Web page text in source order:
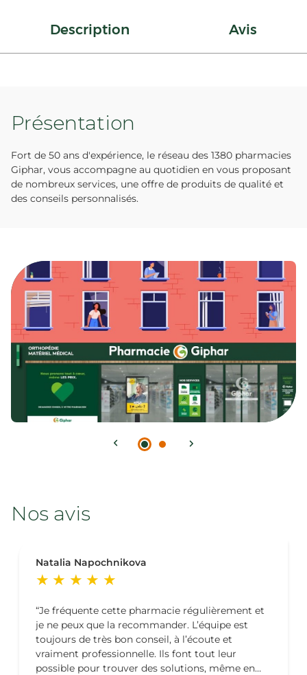
Description Avis
Présentation
Fort de 50 ans d'expérience, le réseau des 1380 pharmacies
Giphar, vous accompagne au quotidien en vous proposant
de nombreux services, une offre de produits de qualité et
des conseils personnalisés.
Nos avis
Natalia Napochnikova
Je fréquente cette pharmacie régulièrement et
je ne peux que la recommander. L’équipe est
toujours de très bon conseil, à l’écoute et
vraiment professionnelle. Ils font tout leur
possible pour trouver des solutions, même en